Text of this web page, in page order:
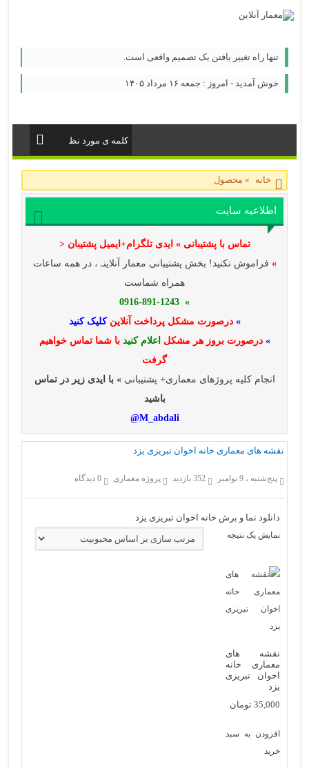
تنها راه تغییر یافتن یک تصمیم واقعی است.
خوش آمدید - امروز : جمعه ۱۶ مرداد ۱۴۰۵
خانه » محصول
اطلاعیه سایت
تماس با پشتیبانی » ایدی تلگرام+ایمیل پشتیبان <
» فراموش نکنید! بخش پشتیبانی معمار آنلاینـ ، در همه ساعات
همراه شماست
» 0916-891-1243
» درصورت مشکل پرداخت آنلاینکلیک کنید
» درصورت بروز هر مشکل اعلام کنید با شما تماس خواهیم
گرفت
انجام کلیه پروژهای معماری+ پشتیبانی» با ایدی زیر در تماس
باشید
M_abdali@
نقشه های معماری خانه اخوان تبریزی یزد
پنج‌شنبه ، 9 نوامبر 352 بازدید پروژه معماری 0 دیدگاه
دانلود نما و برش خانه اخوان تبریزی یزد
نمایش یک نتیجه
نقشه های
معماری خانه
اخوان تبریزی
یزد
35,000 تومان
افزودن به سبد
خرید